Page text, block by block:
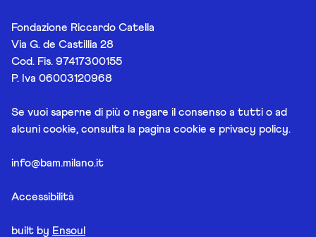
Fondazione Riccardo Catella
Via G. de Castillia 28
Cod. Fis. 97417300155
P. Iva 06003120968
Se vuoi saperne di più o negare il consenso a tutti o ad
alcuni cookie, consulta la pagina cookie e privacy policy.
info@bam.milano.it
Accessibilità
built by Ensoul